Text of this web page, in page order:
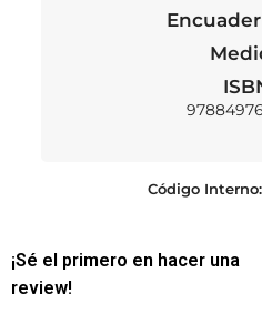
Código Interno:
¡Sé el primero en hacer una
review!